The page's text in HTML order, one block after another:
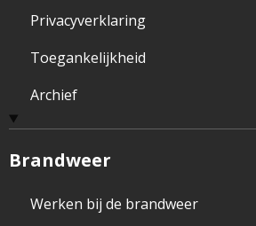
Privacyverklaring
Toegankelijkheid
Archief
Brandweer
Werken bij de brandweer